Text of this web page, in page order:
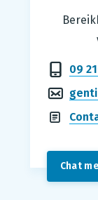
09
Chat